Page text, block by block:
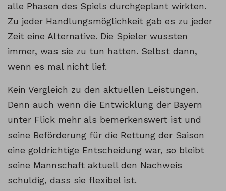
alle Phasen des Spiels durchgeplant wirkten.
Zu jeder Handlungsmöglichkeit gab es zu jeder
Zeit eine Alternative. Die Spieler wussten
immer, was sie zu tun hatten. Selbst dann,
wenn es mal nicht lief.
Kein Vergleich zu den aktuellen Leistungen.
Denn auch wenn die Entwicklung der Bayern
unter Flick mehr als bemerkenswert ist und
seine Beförderung für die Rettung der Saison
eine goldrichtige Entscheidung war, so bleibt
seine Mannschaft aktuell den Nachweis
schuldig, dass sie flexibel ist.